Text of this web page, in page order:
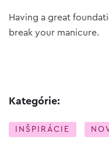
Having a great
break your manicure.
Kategórie:
INŠPIRÁCIE